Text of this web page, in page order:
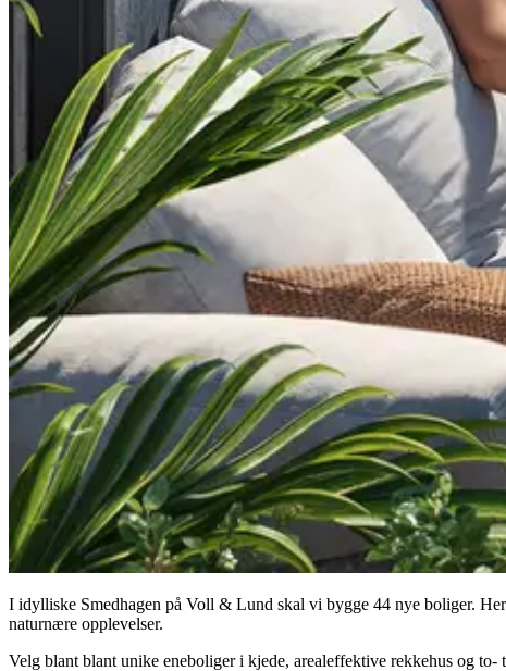
I idylliske Smedhagen på Voll & Lund skal vi bygge 44 nye boliger.
naturnære opplevelser.
Velg blant blant unike eneboliger i kjede, arealeffektive rekkehus og